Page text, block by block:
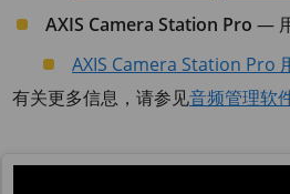
AXIS Camera Station Pro —
AXIS Camera Station Pro
有关更多信息，请参见音频管理软